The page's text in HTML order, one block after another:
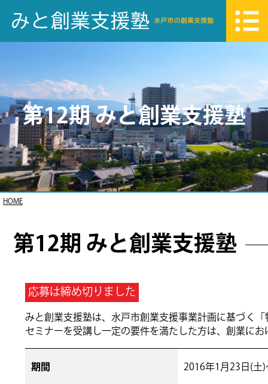
第12期 みと創業支援塾
HOME
第12期 みと創業支援塾
応募は締め切りました
みと創業支援塾は、水戸市創業支援事業計画に基づく
セミナーを受講し一定の要件を満たした方は、創業に
期間 2016年1月23日(土